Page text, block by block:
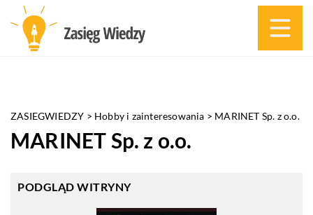
ZASIEGWIEDZY > Hobby i zainteresowania > MARINET Sp. z o.o.
MARINET Sp. z o.o.
PODGLĄD WITRYNY